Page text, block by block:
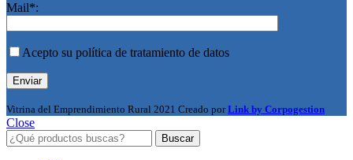
Mail*:
Acepto su política de tratamiento de datos
Vitrina del Emprendimiento Rural 2021 Creado porLink by Corpogestion
Close
Buscar